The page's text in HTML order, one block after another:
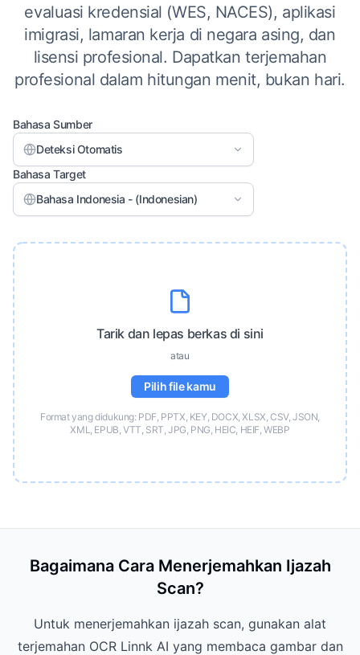
evaluasi kredensial (WES, NACES), aplikasi
imigrasi, lamaran kerja di negara asing, dan
lisensi profesional. Dapatkan terjemahan
profesional dalam hitungan menit, bukan hari.
Bahasa Sumber
Deteksi Otomatis
Bahasa Target
Bahasa Indonesia - (Indonesian)
Tarik dan lepas berkas di sini
atau
Pilih file kamu
Format yang didukung: PDF, PPTX, KEY, DOCX, XLSX, CSV, JSON,
XML, EPUB, VTT, SRT, JPG, PNG, HEIC, HEIF, WEBP
Bagaimana Cara Menerjemahkan Ijazah
Scan?
Untuk menerjemahkan ijazah scan, gunakan alat
terjemahan OCR Linnk AI yang membaca gambar dan